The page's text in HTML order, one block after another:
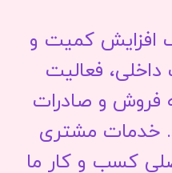
افزایش کمیت و
فعالیت
فروش و صادرات
خدمات مشتری
کسب و کار ما